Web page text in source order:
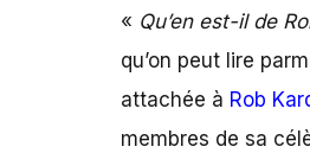
« Qu’en est-il de
qu’on peut lire
attachée à Rob
membres de sa